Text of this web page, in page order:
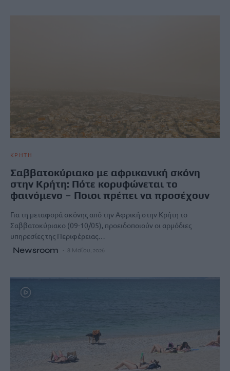
ΚΡΗΤΗ
Σαββατοκύριακο με αφρικανική σκόνη
στην Κρήτη: Πότε κορυφώνεται το
φαινόμενο – Ποιοι πρέπει να προσέχουν
Για τη μεταφορά σκόνης από την Αφρική στην Κρήτη το
Σαββατοκύριακο (09-10/05), προειδοποιούν οι αρμόδιες
υπηρεσίες της Περιφέρειας…
Newsroom 8 Μαΐου, 2026